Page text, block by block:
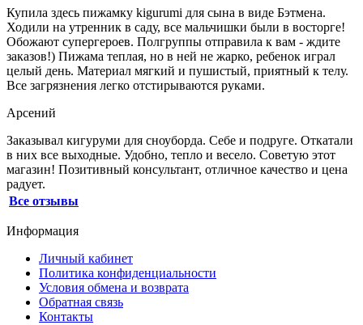
Купила здесь пижамку kigurumi для сына в виде Бэтмена.
Ходили на утренник в саду, все мальчишки были в восторге!
Обожают супергероев. Полгруппы отправила к вам - ждите
заказов!) Пижама теплая, но в ней не жарко, ребенок играл
целый день. Материал мягкий и пушистый, приятный к телу.
Все загрязнения легко отстирываются руками.
Арсений
Заказывал кигуруми для сноуборда. Себе и подруге. Откатали
в них все выходные. Удобно, тепло и весело. Советую этот
магазин! Позитивный консультант, отличное качество и цена
радует.
Все отзывы
Информация
Личный кабинет
Политика конфиденциальности
Условия обмена и возврата
Обратная связь
Контакты